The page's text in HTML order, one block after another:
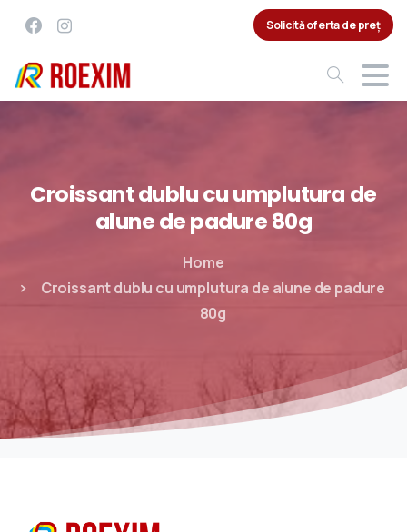
Solicită oferta de preț
Croissantdublucuumplutura de
alunedepadure80g
Home
Croissant dublu cu umplutura de alune de padure
80g